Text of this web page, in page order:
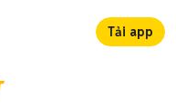
Tải app